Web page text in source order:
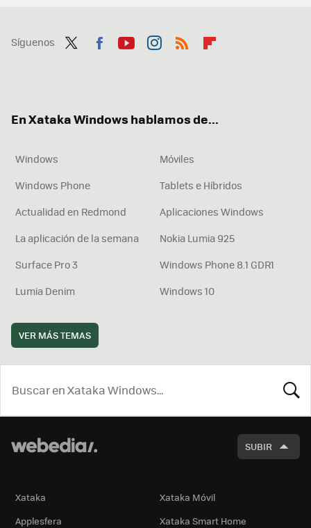
Síguenos
En Xataka Windows hablamos de...
Windows
Móviles
Windows Phone
Tablets e Híbridos
Actualidad en Redmond
Aplicaciones Windows
La aplicación de la semana
Nokia Lumia 925
Surface Pro 3
Windows Phone 8.1 GDR1
Lumia Denim
Windows 10
VER MÁS TEMAS
SUBIR
Xataka
Xataka Móvil
Applesfera
Xataka Smart Home